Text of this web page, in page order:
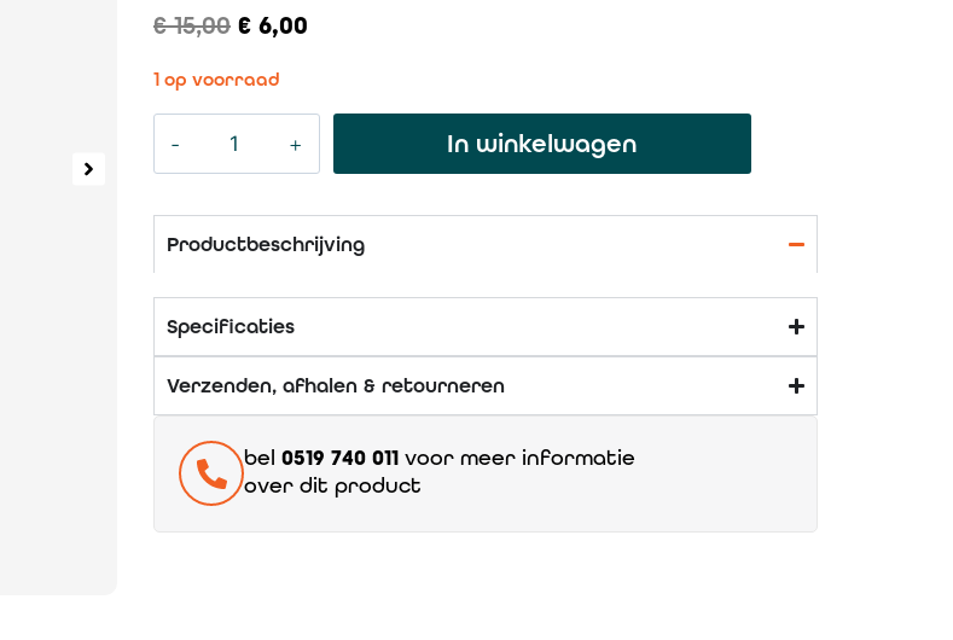
€15,00 € 6,00
1 op voorraad
In winkelwagen
Productbeschrijving
Specificaties
Verzenden, afhalen & retourneren
bel 0519 740 011 voor meer informatie
over dit product